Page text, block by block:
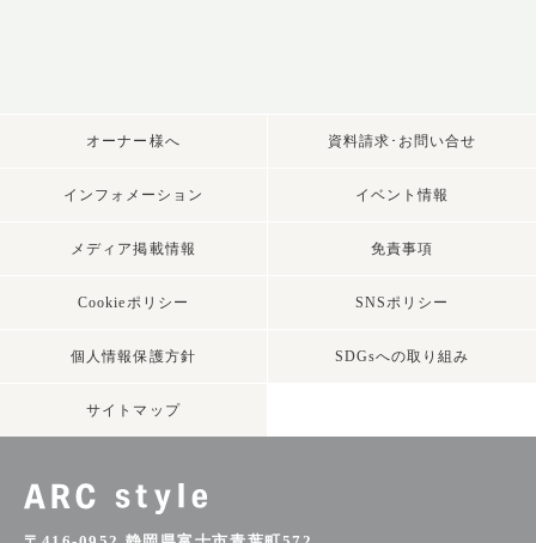
オーナー様へ 資料請求･お問い合せ
インフォメーション イベント情報
メディア掲載情報 免責事項
Cookieポリシー SNSポリシー
個人情報保護方針 SDGsへの取り組み
サイトマップ